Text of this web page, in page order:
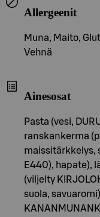
Allergeenit
Muna, Maito,
Vehnä
Ainesosat
Pasta (vesi,
ranskankerma
maissitärkkelys,
E440), hapate),
(viljelty
suola,